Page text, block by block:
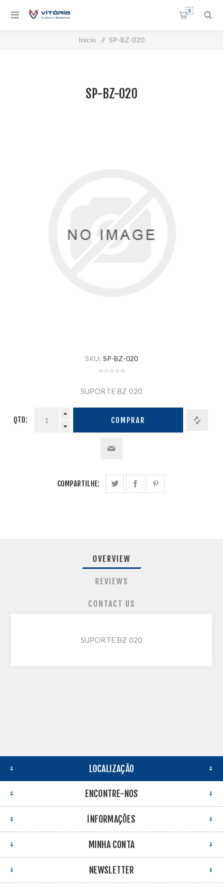
0
Início / SP-BZ-020
SP-BZ-020
SKU: SP-BZ-020
SUPORTE BZ 020
QTD: COMPRAR
COMPARTILHE:
OVERVIEW
REVIEWS
CONTACT US
SUPORTE BZ 020
LOCALIZAÇÃO
ENCONTRE-NOS
INFORMAÇÕES
MINHA CONTA
NEWSLETTER